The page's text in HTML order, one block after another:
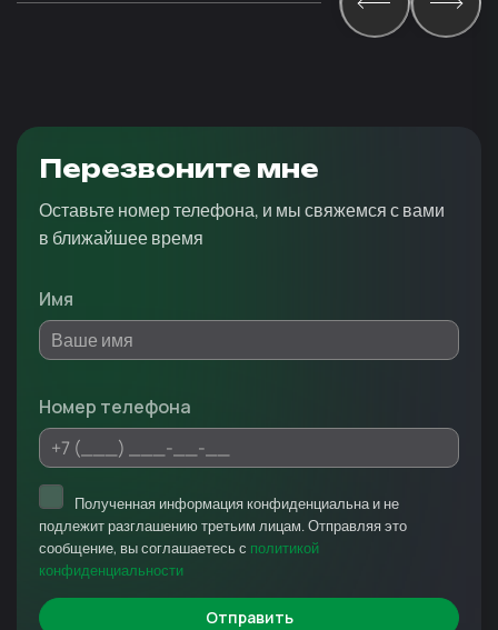
Перезвоните мне
Оставьте номер телефона, и мы свяжемся с вами
в ближайшее время
Имя
Номер телефона
Отправить
Полученная информация конфиденциальна и не
подлежит разглашению третьим лицам. Отправляя это
сообщение, вы соглашаетесь с политикой
конфиденциальности